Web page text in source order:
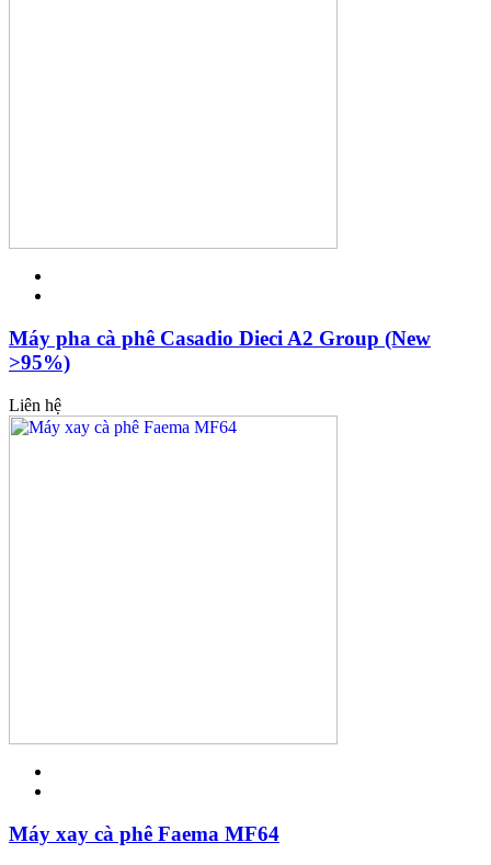
Máy pha cà phê Casadio Dieci A2 Group (New
>95%)
Liên hệ
Máy xay cà phê Faema MF64